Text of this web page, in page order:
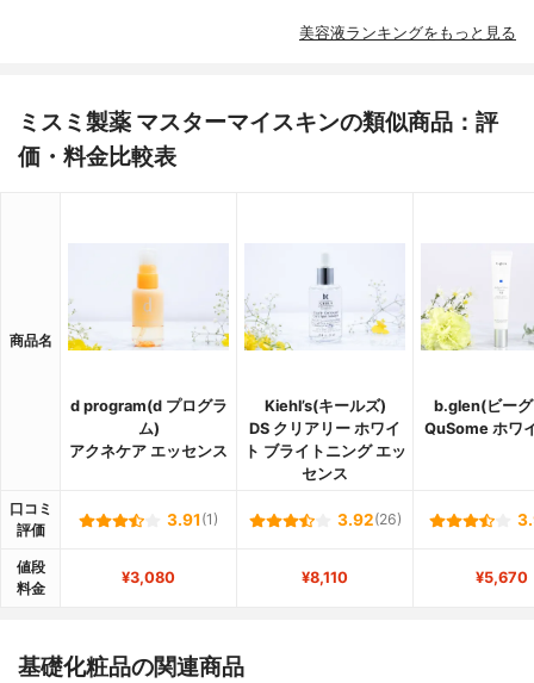
美容液ランキングをもっと見る
ミスミ製薬 マスターマイスキンの類似商品：評
価・料金比較表
商品名
d program(d プログラ
ム)
アクネケア エッセンス
Kiehl’s(キールズ)
DS クリアリー ホワイ
ト ブライトニング エッ
センス
b.glen(ビー
QuSome ホワ
口コミ
評価
3.91 (1) 3.92(26)
値段
料金
¥3,080 ¥8,110 ¥5,670
基礎化粧品の関連商品